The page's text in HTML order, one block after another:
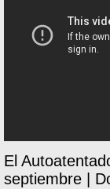
El
septiembre |